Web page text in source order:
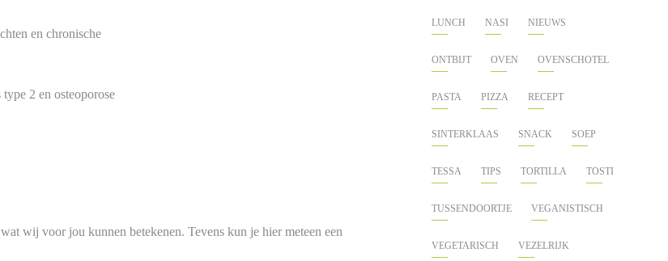
en chronische
2 en osteoporose
wij voor jou kunnen betekenen. Tevens kun je hier meteen een
LUNCH NASI NIEUWS
ONTBIJT OVEN OVENSCHOTEL
PASTA PIZZA RECEPT
SINTERKLAAS SNACK SOEP
TESSA TIPS TORTILLA TOSTI
TUSSENDOORTJE VEGANISTISCH
VEGETARISCH VEZELRIJK